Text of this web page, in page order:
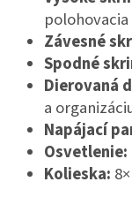
Závesné
Spodné
Dierovaná
a
Napájací
Osvetlenie:
Kolieska: